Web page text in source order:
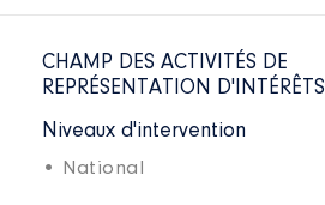
CHAMP DES ACTIVITÉS DE
REPRÉSENTATION D'INTÉRÊTS
Niveaux d'intervention
• National